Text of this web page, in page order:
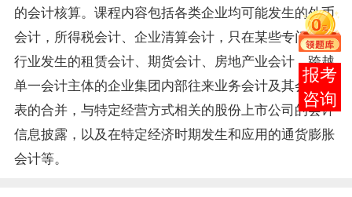
的会计核算。课程内容包括各类企业均可能发生的外币
会计，所得税会计、企业清算会计，只在某些专门经营
行业发生的租赁会计、期货会计、房地产业会计，跨越
单一会计主体的企业集团内部往来业务会计及其会计报
表的合并，与特定经营方式相关的股份上市公司的会计
信息披露，以及在特定经济时期发生和应用的通货膨胀
会计等。
报考
咨询